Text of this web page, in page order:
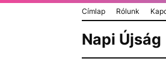
Címlap Rólunk
Napi Újság